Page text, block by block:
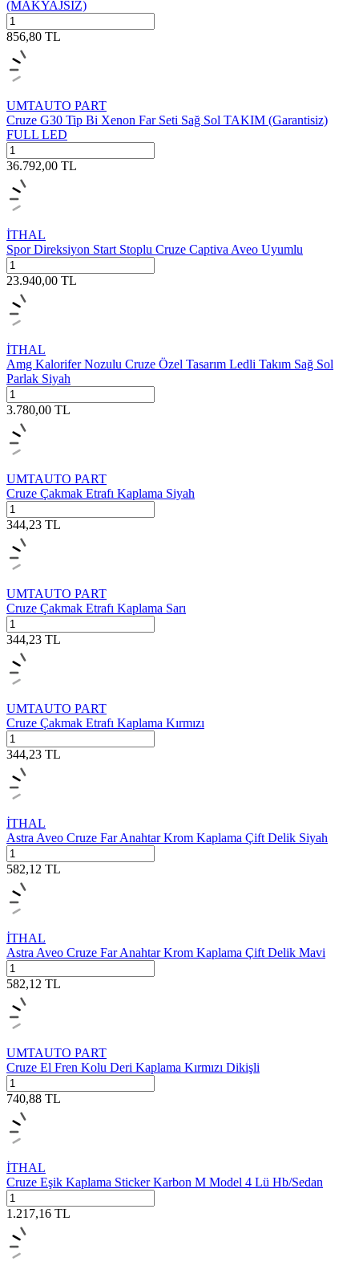
(MAKYAJSIZ)
856,80 TL
UMTAUTO PART
Cruze G30 Tip Bi Xenon Far Seti Sağ Sol TAKIM (Garantisiz)
FULL LED
36.792,00 TL
İTHAL
Spor Direksiyon Start Stoplu Cruze Captiva Aveo Uyumlu
23.940,00 TL
İTHAL
Amg Kalorifer Nozulu Cruze Özel Tasarım Ledli Takım Sağ Sol
Parlak Siyah
3.780,00 TL
UMTAUTO PART
Cruze Çakmak Etrafı Kaplama Siyah
344,23 TL
UMTAUTO PART
Cruze Çakmak Etrafı Kaplama Sarı
344,23 TL
UMTAUTO PART
Cruze Çakmak Etrafı Kaplama Kırmızı
344,23 TL
İTHAL
Astra Aveo Cruze Far Anahtar Krom Kaplama Çift Delik Siyah
582,12 TL
İTHAL
Astra Aveo Cruze Far Anahtar Krom Kaplama Çift Delik Mavi
582,12 TL
UMTAUTO PART
Cruze El Fren Kolu Deri Kaplama Kırmızı Dikişli
740,88 TL
İTHAL
Cruze Eşik Kaplama Sticker Karbon M Model 4 Lü Hb/Sedan
1.217,16 TL